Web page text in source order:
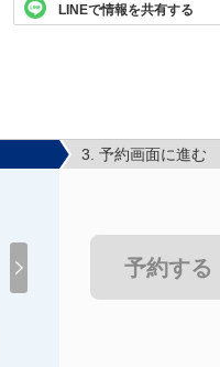
LINEで情報を共有する
3. 予約画面に進む
予約する